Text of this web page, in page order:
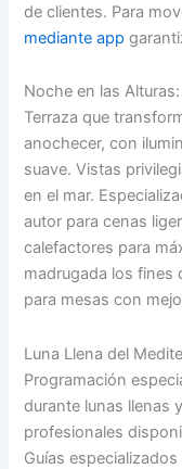
de clientes. Para
mediante app
Noche en las
Terraza que
anochecer, con
suave. Vistas
en el mar.
autor para cenas
calefactores para
madrugada los fines
para mesas con
Luna Llena del
Programación
durante lunas llenas
profesionales
Guías